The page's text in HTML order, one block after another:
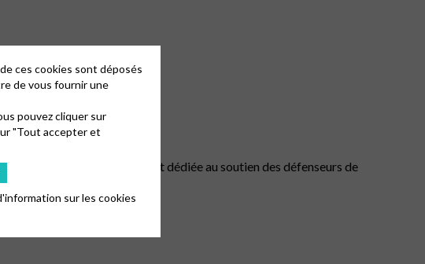
annuler une soirée justement dédiée au soutien des défenseurs de
ces cookies sont déposés
de vous fournir une
pouvez cliquer sur
"Tout accepter et
sur les cookies